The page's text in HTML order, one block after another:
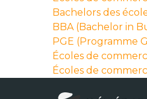
Bachelors des
BBA (Bachelor in
PGE (Programme
Écoles de
Écoles de